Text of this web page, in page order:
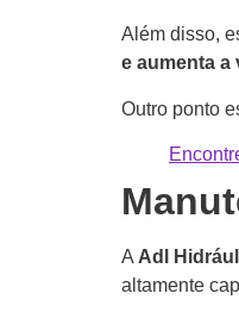
Além disso,
e aumenta
Outro ponto
A Adl
altamente